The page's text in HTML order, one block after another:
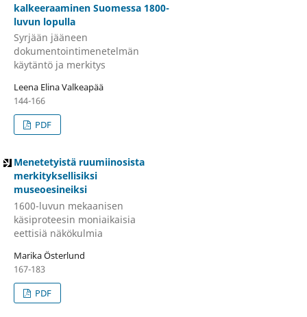
kalkeeraaminen Suomessa 1800-
luvun lopulla
Syrjään jääneen
dokumentointimenetelmän
käytäntö ja merkitys
Leena Elina Valkeapää
144-166
PDF
Menetetyistä ruumiinosista
merkityksellisiksi
museoesineiksi
1600-luvun mekaanisen
käsiproteesin moniaikaisia
eettisiä näkökulmia
Marika Österlund
167-183
PDF